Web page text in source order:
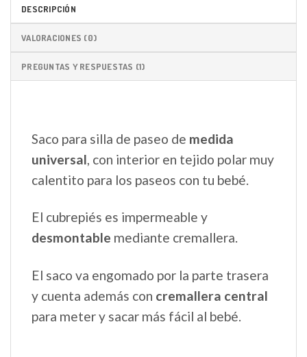
DESCRIPCIÓN
VALORACIONES (0)
PREGUNTAS Y RESPUESTAS (1)
Saco para silla de paseo de medida
universal , con interior en tejido polar muy
calentito para los paseos con tu bebé.
El cubrepiés es impermeable y
desmontable mediante cremallera.
El saco va engomado por la parte trasera
y cuenta además con cremallera central
para meter y sacar más fácil al bebé.